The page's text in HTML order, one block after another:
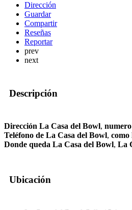
Dirección
Guardar
Compartir
Reseñas
Reportar
prev
next
Descripción
Dirección La Casa del Bowl,
Teléfono de La Casa del Bowl, como
Donde queda La Casa del Bowl, La
Ubicación